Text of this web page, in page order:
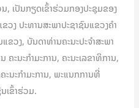
, ເປັນກຽດເຂົ້າຮ່ວມກອງປະຊຸມຂອງ
ງ ປະທານສະພາປະຊາຊົນແຂວງຄຳ
ວງ, ບັນດາທ່ານຄະນະປະຈໍາສະພາ
ະນະກໍາມະການ, ຄະນະເລຂາທິການ,
ະນະກຳມະການ, ພະແນກການທີ່
ເຂົ້າຮ່ວມ.